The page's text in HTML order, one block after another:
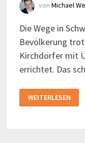
von Michael
Die Wege in
Bevölkerung
Kirchdörfer mit
errichtet. Das
–
DAS
WEITERLESEN